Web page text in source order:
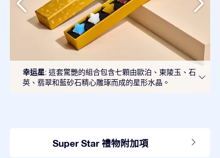
幸运星: 這套驚艷的組合包含七顆由歐泊、東陵玉、石
英、翡翠和藍砂石精心雕琢而成的星形水晶。
Super Star 禮物附加項